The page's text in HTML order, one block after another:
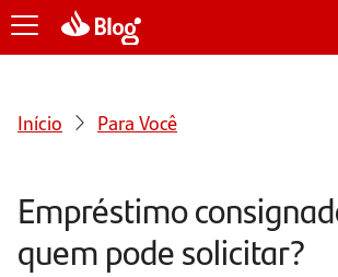
Início Para Você
Empréstimo
quem pode solicitar?